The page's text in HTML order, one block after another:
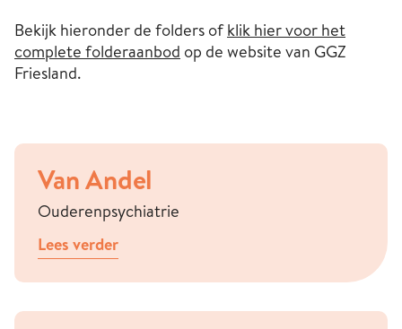
Bekijk hieronder de folders ofklik hier voor het
complete folderaanbod op de website van GGZ
Friesland.
Van Andel
Ouderenpsychiatrie
Lees verder